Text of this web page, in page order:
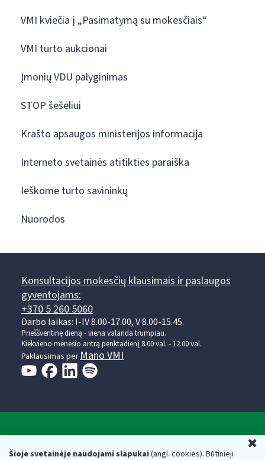
Šioje svetainėje naudojami slapukai(angl. cookies). Būtinieji
VMI kviečia į „Pasimatymą su mokesčiais“
VMI turto aukcionai
Įmonių VDU palyginimas
STOP šešėliui
Krašto apsaugos ministerijos informacija
Interneto svetainės atitikties paraiška
Ieškome turto savininkų
Nuorodos
Konsultacijos mokesčių klausimais ir paslaugos
gyventojams:
+370 5 260 5060
Darbo laikas: I-IV 8.00-17.00, V 8.00-15.45.
Prieššventinę dieną - viena valanda trumpiau.
Kiekvieno mėnesio antrą penktadienį 8.00 val. - 12.00 val.
Paklausimas per Mano VMI
Respublikos finansų ministerijos